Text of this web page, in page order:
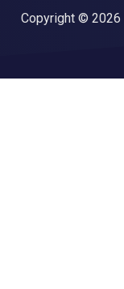
Copyright © 2026